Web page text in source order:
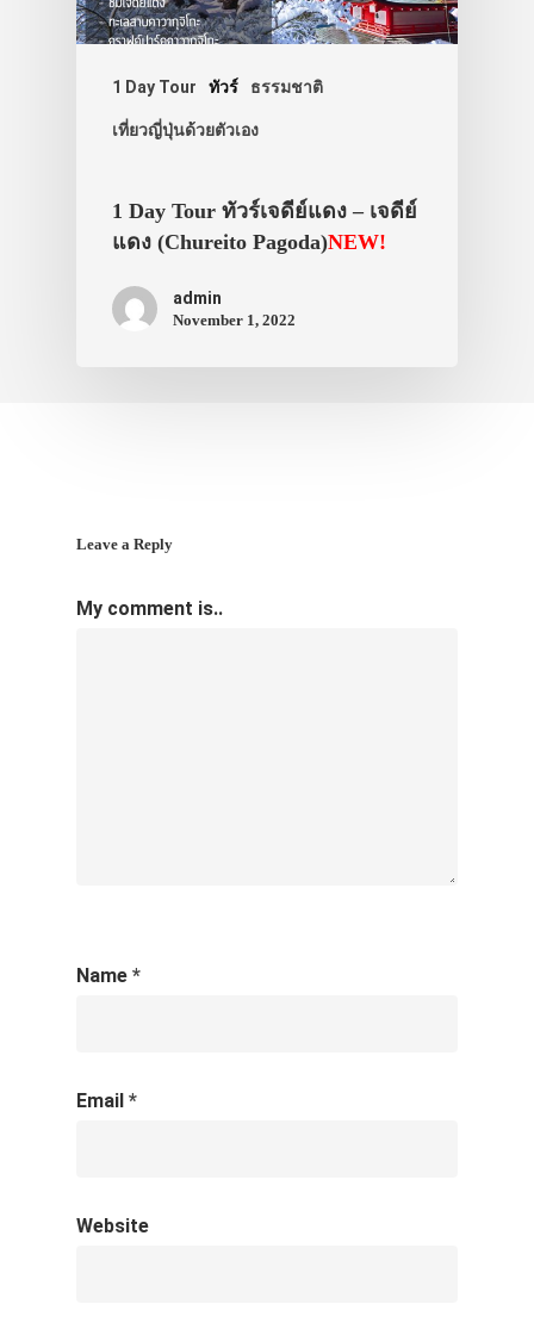
1 Day Tour ทัวร์ ธรรมชาติ
เที่ยวญี่ปุ่นด้วยตัวเอง
1 Day Tour ทัวร์เจดีย์แดง – เจดีย์
แดง (Chureito Pagoda)NEW!
admin
November 1, 2022
Leave a Reply
My comment is..
Name *
Email *
Website